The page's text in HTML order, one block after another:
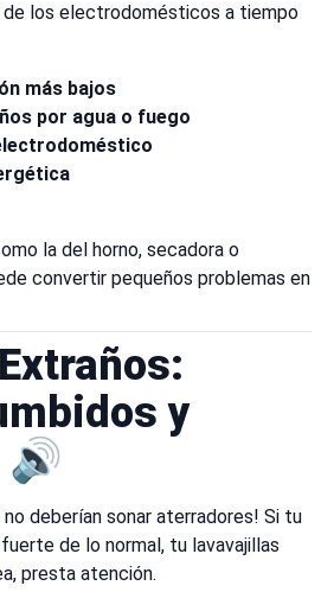
los electrodomésticos a tiempo
más bajos
por agua o fuego
la del horno, secadora o
convertir pequeños problemas en
y
🔊
deberían sonar aterradores! Si tu
de lo normal, tu lavavajillas
presta atención.